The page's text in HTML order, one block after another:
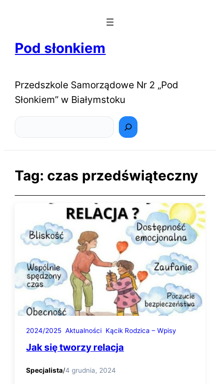
Pod słonkiem
Przedszkole Samorządowe Nr 2 „Pod
Słonkiem” w Białymstoku
Tag: czas przedświąteczny
2024/2025 Aktualności Kącik Rodzica – Wpisy
Jak się tworzy relacja
Specjalista/4 grudnia, 2024